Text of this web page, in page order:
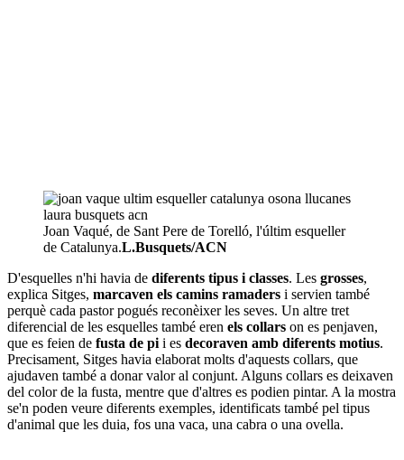
Joan Vaqué, de Sant Pere de Torelló, l'últim esqueller
de Catalunya.L.Busquets/ACN
D'esquelles n'hi havia de diferents tipus i classes. Les grosses,
explica Sitges, marcaven els camins ramaders i servien també
perquè cada pastor pogués reconèixer les seves. Un altre tret
diferencial de les esquelles també eren els collars on es penjaven,
que es feien de fusta de pi i es decoraven amb diferents motius.
Precisament, Sitges havia elaborat molts d'aquests collars, que
ajudaven també a donar valor al conjunt. Alguns collars es deixaven
del color de la fusta, mentre que d'altres es podien pintar. A la mostra
se'n poden veure diferents exemples, identificats també pel tipus
d'animal que les duia, fos una vaca, una cabra o una ovella.